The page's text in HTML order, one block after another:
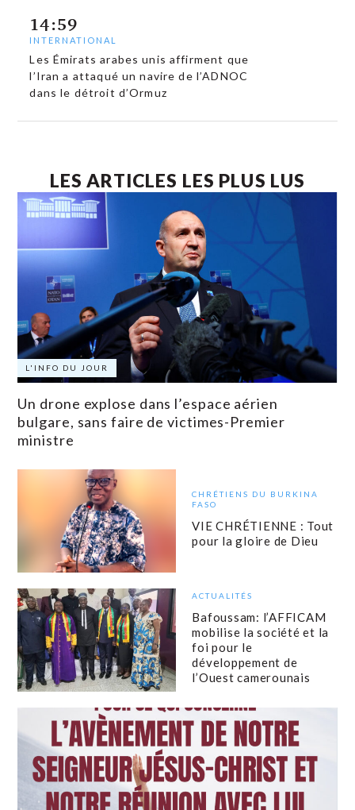
14:59
INTERNATIONAL
Les Émirats arabes unis affirment que
l’Iran a attaqué un navire de l’ADNOC
dans le détroit d’Ormuz
LES ARTICLES LES PLUS LUS
L'INFO DU JOUR
Un drone explose dans l’espace aérien
bulgare, sans faire de victimes-Premier
ministre
CHRÉTIENS DU BURKINA
FASO
VIE CHRÉTIENNE : Tout
pour la gloire de Dieu
ACTUALITÉS
Bafoussam: l’AFFICAM
mobilise la société et la
foi pour le
développement de
l’Ouest camerounais